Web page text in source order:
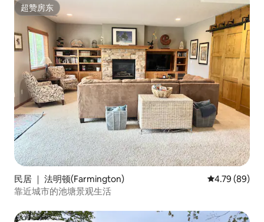
超赞房东
超赞房东
民居 ｜ 法明顿(Farmington) 平均评分
4.79 (89)
靠近城市的池塘景观生活